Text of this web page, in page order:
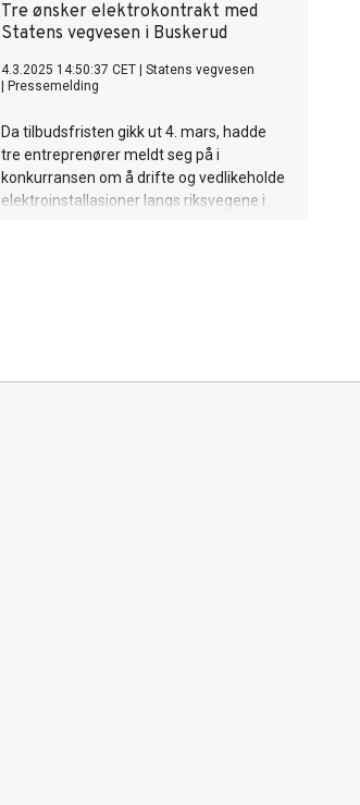
Tre ønsker elektrokontrakt med
Statens vegvesen i Buskerud
4.3.2025 14:50:37 CET
Statens vegvesen
Pressemelding
Da tilbudsfristen gikk ut 4. mars, hadde
tre entreprenører meldt seg på i
konkurransen om å drifte og vedlikeholde
elektroinstallasjoner langs riksvegene i